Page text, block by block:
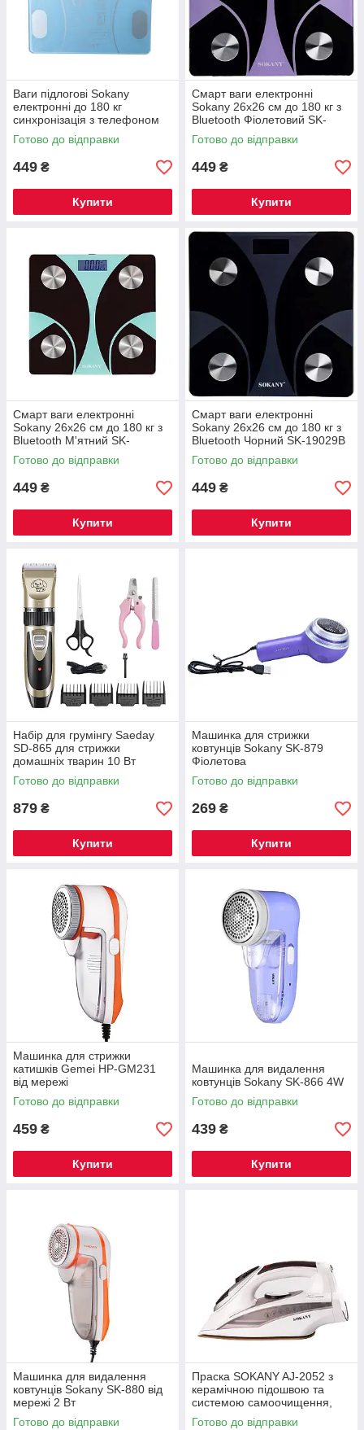
Ваги підлогові Sokany
електронні до 180 кг
синхронізація з телефоном
SK-19019BL
Готово до відправки
449 ₴
Купити
Смарт ваги електронні
Sokany 26х26 см до 180 кг з
Bluetooth Фіолетовий SK-
19029V
Готово до відправки
449 ₴
Купити
Смарт ваги електронні
Sokany 26х26 см до 180 кг з
Bluetooth М'ятний SK-
19029GR
Готово до відправки
449 ₴
Купити
Смарт ваги електронні
Sokany 26х26 см до 180 кг з
Bluetooth Чорний SK-19029B
Готово до відправки
449 ₴
Купити
Набір для грумінгу Saeday
SD-865 для стрижки
домашніх тварин 10 Вт
Готово до відправки
879 ₴
Купити
Машинка для стрижки
ковтунців Sokany SK-879
Фіолетова
Готово до відправки
269 ₴
Купити
Машинка для стрижки
катишків Gemei HP-GM231
від мережі
Готово до відправки
459 ₴
Купити
Машинка для видалення
ковтунців Sokany SK-866 4W
Готово до відправки
439 ₴
Купити
Машинка для видалення
ковтунців Sokany SK-880 від
мережі 2 Вт
Готово до відправки
Праска SOKANY AJ-2052 з
керамічною підошвою та
системою самоочищення,
біла
Готово до відправки